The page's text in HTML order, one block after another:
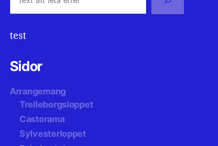
test
Sidor
Arrangemang
Trelleborgsloppet
Castorama
Sylvesterloppet